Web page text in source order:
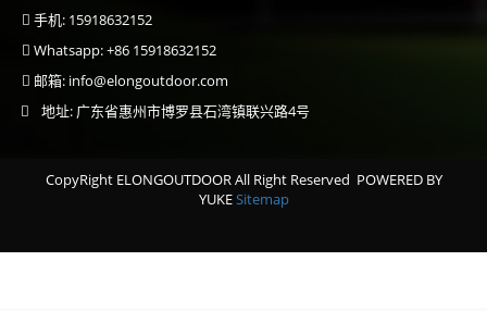
手机: 15918632152
Whatsapp: +86 15918632152
邮箱: info@elongoutdoor.com
地址: 广东省惠州市博罗县石湾镇联兴路4号
CopyRight ELONGOUTDOOR All Right Reserved POWERED BY
YUKESitemap